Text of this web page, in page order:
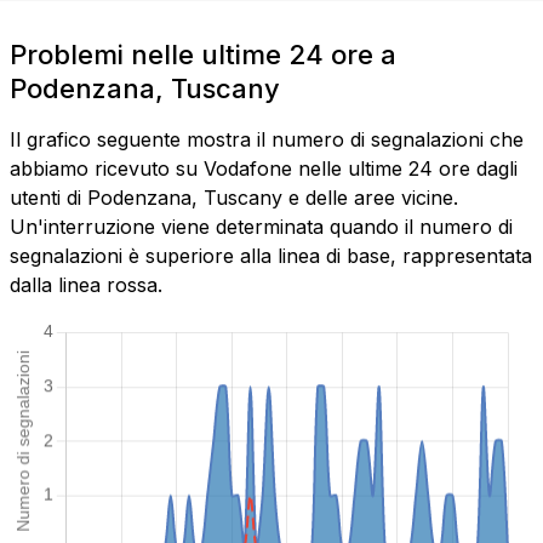
Problemi nelle ultime 24 ore a
Podenzana, Tuscany
Il grafico seguente mostra il numero di segnalazioni che
abbiamo ricevuto su Vodafone nelle ultime 24 ore dagli
utenti di Podenzana, Tuscany e delle aree vicine.
Un'interruzione viene determinata quando il numero di
segnalazioni è superiore alla linea di base, rappresentata
dalla linea rossa.